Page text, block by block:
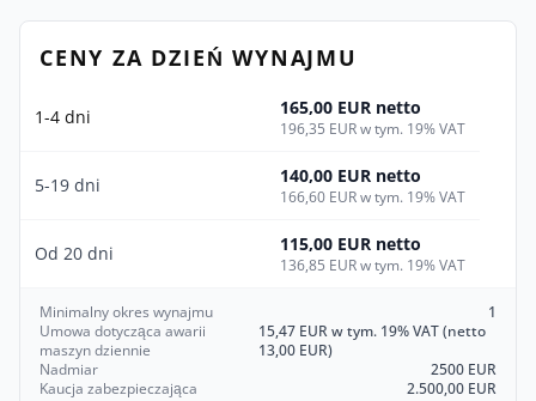
CENY ZA DZIEŃ WYNAJMU
1-4 dni 165,00 EUR netto
196,35 EUR w tym. 19% VAT
5-19 dni 140,00 EUR netto
166,60 EUR w tym. 19% VAT
Od 20 dni 115,00 EUR netto
136,85 EUR w tym. 19% VAT
Minimalny okres wynajmu
1
Umowa dotycząca awarii
maszyn dziennie
15,47 EUR w tym. 19% VAT (netto
13,00 EUR)
Nadmiar
2500 EUR
Kaucja zabezpieczająca
2.500,00 EUR